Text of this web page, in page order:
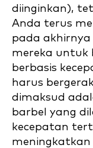
diinginkan),
Anda terus
pada
mereka untuk
berbasis
harus
dimaksud
barbel yang
kecepatan
meningkatkan